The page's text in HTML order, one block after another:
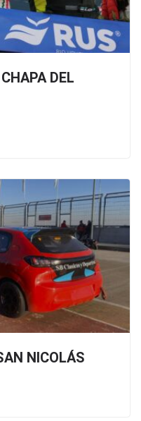
DEL
NICOLÁS